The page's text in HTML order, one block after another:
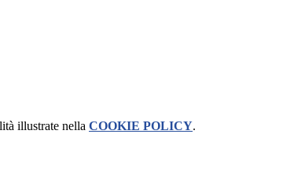
illustrate nella COOKIE POLICY.